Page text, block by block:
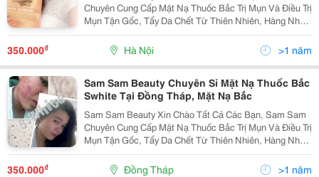
Chuyên Cung Cấp Mặt Nạ Thuốc Bắc Trị Mụn Và Điều Trị
Mụn Tận Gốc, Tẩy Da Chết Từ Thiên Nhiên, Hàng Nhập
Của Công Ty, Có Giấy Tờ Kiểm Định. Mặt Nạ Thảo
Dược Thuốc Bắc S.white Được Chiết Xuất Hoàn Toàn
350.000₫ Hà Nội >1 năm
Sam Sam Beauty Chuyên Sỉ Mặt Nạ Thuốc Bắc
Swhite Tại Đồng Tháp, Mặt Nạ Bắc
Sam Sam Beauty Xin Chào Tất Cả Các Bạn, Sam Sam
Chuyên Cung Cấp Mặt Nạ Thuốc Bắc Trị Mụn Và Điều Trị
Mụn Tận Gốc, Tẩy Da Chết Từ Thiên Nhiên, Hàng Nhập
Của Công Ty, Có Giấy Tờ Kiểm Định.giao Hàng Tận Nơi
Trên Toàn Quốc, Freeship Nhìu Tỉnh Thành. M
350.000₫ Đồng Tháp >1 năm